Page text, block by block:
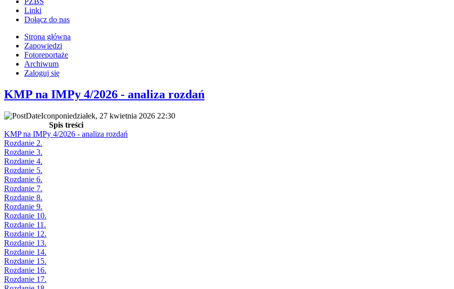
Linki
Dołącz do nas
Strona główna
Zapowiedzi
Fotoreportaże
Archiwum
Zaloguj się
KMP na IMPy 4/2026 - analiza rozdań
poniedziałek, 27 kwietnia 2026 22:30
Spis treści
KMP na IMPy 4/2026 - analiza rozdań
Rozdanie 2.
Rozdanie 3.
Rozdanie 4.
Rozdanie 5.
Rozdanie 6.
Rozdanie 7.
Rozdanie 8.
Rozdanie 9.
Rozdanie 10.
Rozdanie 11.
Rozdanie 12.
Rozdanie 13.
Rozdanie 14.
Rozdanie 15.
Rozdanie 16.
Rozdanie 17.